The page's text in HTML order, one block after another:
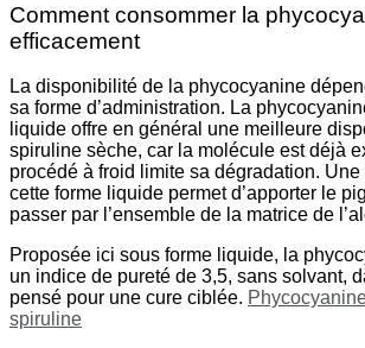
Comment consommer la
efficacement
La disponibilité de la phycocyanine
sa forme d’administration. La
liquide offre en général une meilleure
spiruline sèche, car la molécule est déjà
procédé à froid limite sa dégradation.
cette forme liquide permet d’apporter le
passer par l’ensemble de la matrice de
Proposée ici sous forme liquide, la
un indice de pureté de 3,5, sans solvant,
pensé pour une cure ciblée.
spiruline